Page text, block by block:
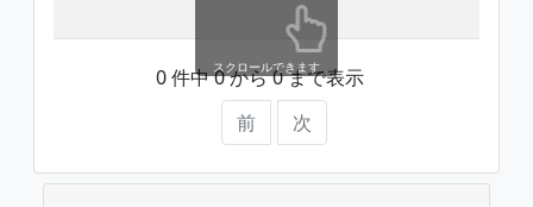
0 件中 0 から 0 まで表示
前
次
スクロールできます